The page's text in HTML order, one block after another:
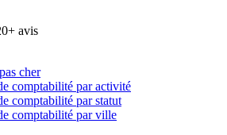
avis
cher
comptabilité par activité
comptabilité par statut
comptabilité par ville